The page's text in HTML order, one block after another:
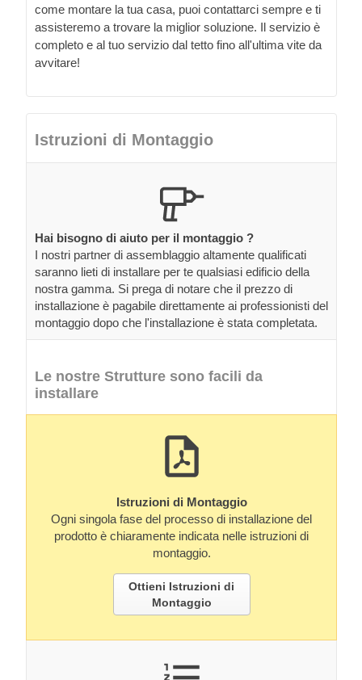
come montare la tua casa, puoi contattarci sempre e ti
assisteremo a trovare la miglior soluzione. Il servizio è
completo e al tuo servizio dal tetto fino all'ultima vite da
avvitare!
Istruzioni di Montaggio
Hai bisogno di aiuto per il montaggio ?
I nostri partner di assemblaggio altamente qualificati
saranno lieti di installare per te qualsiasi edificio della
nostra gamma. Si prega di notare che il prezzo di
installazione è pagabile direttamente ai professionisti del
montaggio dopo che l'installazione è stata completata.
Le nostre Strutture sono facili da
installare
Istruzioni di Montaggio
Ogni singola fase del processo di installazione del
prodotto è chiaramente indicata nelle istruzioni di
montaggio.
Ottieni Istruzioni di
Montaggio